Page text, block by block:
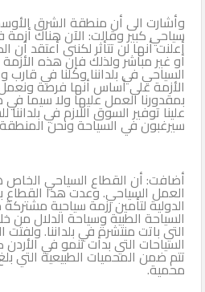
وأشارت الى أن منطقة الشرق
سياحي كبير وقالت: الآن هناك أزمة
أعلنت أنها لن تتأثر لكننى أعتقد أن
أو غير مباشر ولذلك فإن هذه
السياحي في بلداننا وكلنا في قارب
الأزمة على أساس أنها فرصة
بمقدورنا العمل عليها ولا سيما
علينا توفير السوق اللازم في بلداننا
سيرغبون في السياحة ونحن
أضافت: أن القطاع السياحي الخاص
العمل السياحي. وعدت هذا القطاع
الدولية لتأمين رزمة سياحية
السياحة الطبية وسياحة الدلال من
التي باتت منتشرة في بلداننا.
السياحات التي بدأت تنمو في
محمية.